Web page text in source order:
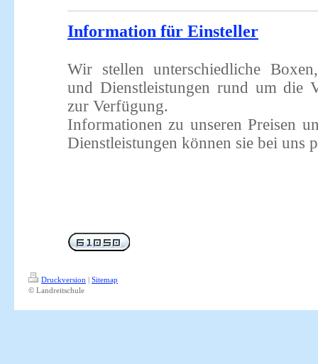
Information für Einsteller
Wir stellen unterschiedliche
und Dienstleistungen rund um die
zur Verfügung.
Informationen zu unseren Preisen
Dienstleistungen können sie bei uns
Druckversion | Sitemap
© Landreitschule